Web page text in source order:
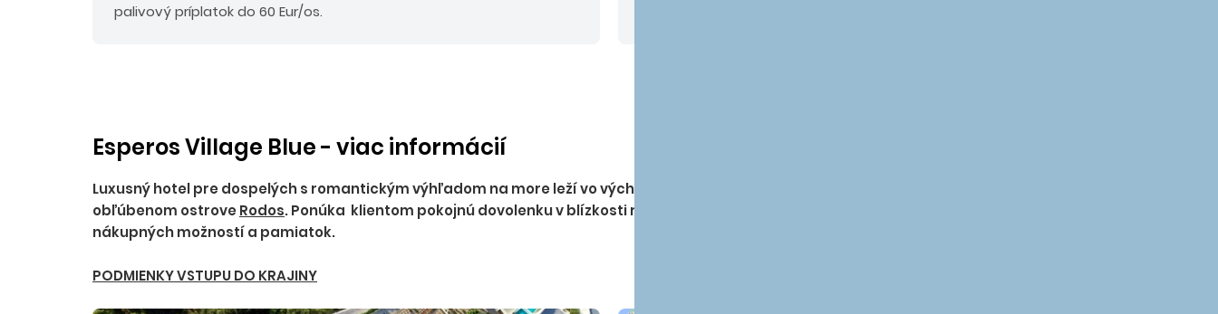
palivový príplatok do 60 Eur/os.
Esperos Village Blue - viac informácií
Luxusný hotel pre dospelých s romantickým výhľadom na more leží vo východnej časti ostrova na okraji letoviska Faliraki na čarovnom a
obľúbenom ostrove Rodos. Ponúka klientom pokojnú dovolenku v blízkosti rušného a obľúbeného letoviska Faliraki s množstvom atrakcií,
nákupných možností a pamiatok.
PODMIENKY VSTUPU DO KRAJINY